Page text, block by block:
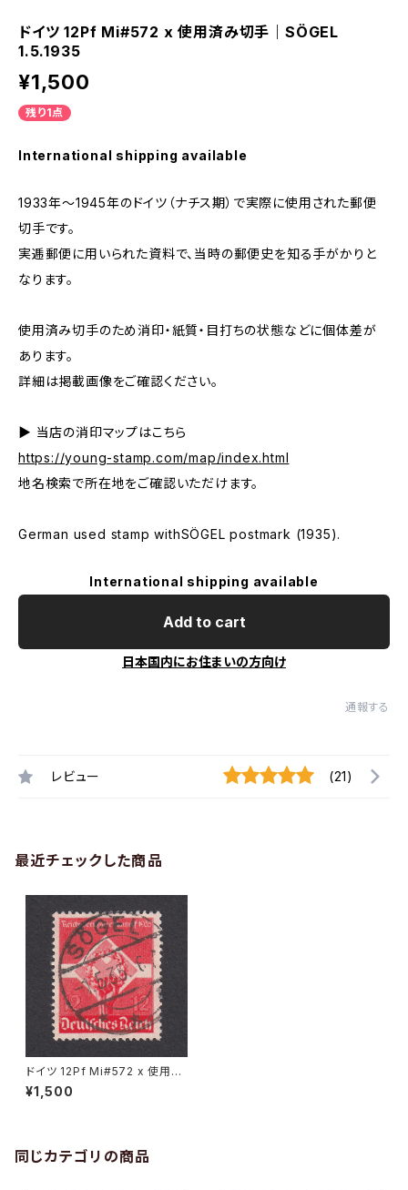
ドイツ 12Pf Mi#572 x 使用済み切手｜SÖGEL
1.5.1935
¥1,500
残り1点
International shipping available
1933年～1945年のドイツ（ナチス期）で実際に使用された郵便
切手です。
実逓郵便に用いられた資料で、当時の郵便史を知る手がかりと
なります。
使用済み切手のため消印・紙質・目打ちの状態などに個体差が
あります。
詳細は掲載画像をご確認ください。
▶ 当店の消印マップはこちら
https://young-stamp.com/map/index.html
地名検索で所在地をご確認いただけます。
German used stamp withSÖGEL postmark (1935).
International shipping available
Add to cart
日本国内にお住まいの方向け
通報する
レビュー (21)
最近チェックした商品
ドイツ 12Pf Mi#572 x 使用済
み切手｜SÖGEL 1.5.1935
¥1,500
同じカテゴリの商品